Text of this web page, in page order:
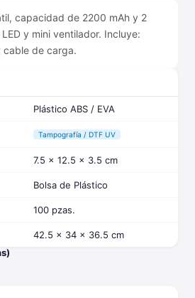
capacidad de 2200 mAh y 2
y mini ventilador. Incluye:
cable de carga.
Plástico ABS / EVA
Tampografía / DTF UV
7.5 x 12.5 x 3.5 cm
Bolsa de Plástico
100 pzas.
42.5 x 34 x 36.5 cm